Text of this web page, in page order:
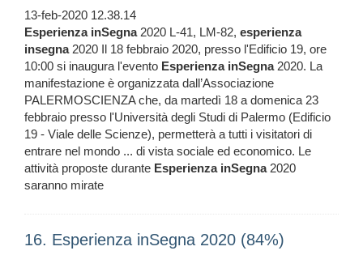
13-feb-2020 12.38.14
Esperienza inSegna2020 L-41, LM-82, esperienza
insegna2020 Il 18 febbraio 2020, presso l'Edificio 19, ore
10:00 si inaugura l'evento Esperienza inSegna2020. La
manifestazione è organizzata dall’Associazione
PALERMOSCIENZA che, da martedì 18 a domenica 23
febbraio presso l'Università degli Studi di Palermo (Edificio
19 - Viale delle Scienze), permetterà a tutti i visitatori di
entrare nel mondo ... di vista sociale ed economico. Le
attività proposte durante Esperienza inSegna2020
saranno mirate
16. Esperienza inSegna 2020 (84%)